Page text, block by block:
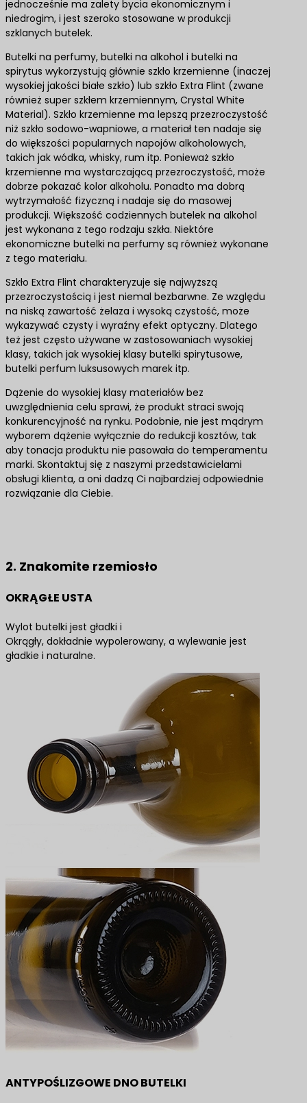
jednocześnie ma zalety bycia ekonomicznym i
niedrogim, i jest szeroko stosowane w produkcji
szklanych butelek.
Butelki na perfumy, butelki na alkohol i butelki na
spirytus wykorzystują głównie szkło krzemienne (inaczej
wysokiej jakości białe szkło) lub szkło Extra Flint (zwane
również super szkłem krzemiennym, Crystal White
Material). Szkło krzemienne ma lepszą przezroczystość
niż szkło sodowo-wapniowe, a materiał ten nadaje się
do większości popularnych napojów alkoholowych,
takich jak wódka, whisky, rum itp. Ponieważ szkło
krzemienne ma wystarczającą przezroczystość, może
dobrze pokazać kolor alkoholu. Ponadto ma dobrą
wytrzymałość fizyczną i nadaje się do masowej
produkcji. Większość codziennych butelek na alkohol
jest wykonana z tego rodzaju szkła. Niektóre
ekonomiczne butelki na perfumy są również wykonane
z tego materiału.
Szkło Extra Flint charakteryzuje się najwyższą
przezroczystością i jest niemal bezbarwne. Ze względu
na niską zawartość żelaza i wysoką czystość, może
wykazywać czysty i wyraźny efekt optyczny. Dlatego
też jest często używane w zastosowaniach wysokiej
klasy, takich jak wysokiej klasy butelki spirytusowe,
butelki perfum luksusowych marek itp.
Dążenie do wysokiej klasy materiałów bez
uwzględnienia celu sprawi, że produkt straci swoją
konkurencyjność na rynku. Podobnie, nie jest mądrym
wyborem dążenie wyłącznie do redukcji kosztów, tak
aby tonacja produktu nie pasowała do temperamentu
marki. Skontaktuj się z naszymi przedstawicielami
obsługi klienta, a oni dadzą Ci najbardziej odpowiednie
rozwiązanie dla Ciebie.
2. Znakomite rzemiosło
OKRĄGŁE USTA
Wylot butelki jest gładki i
Okrągły, dokładnie wypolerowany, a wylewanie jest
gładkie i naturalne.
ANTYPOŚLIZGOWE DNO BUTELKI